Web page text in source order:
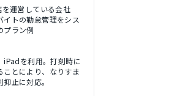
運営している会社
イトの勤怠管理をシス
プラン例
iPadを利用。打刻時に
ことにより、なりすま
止に対応。